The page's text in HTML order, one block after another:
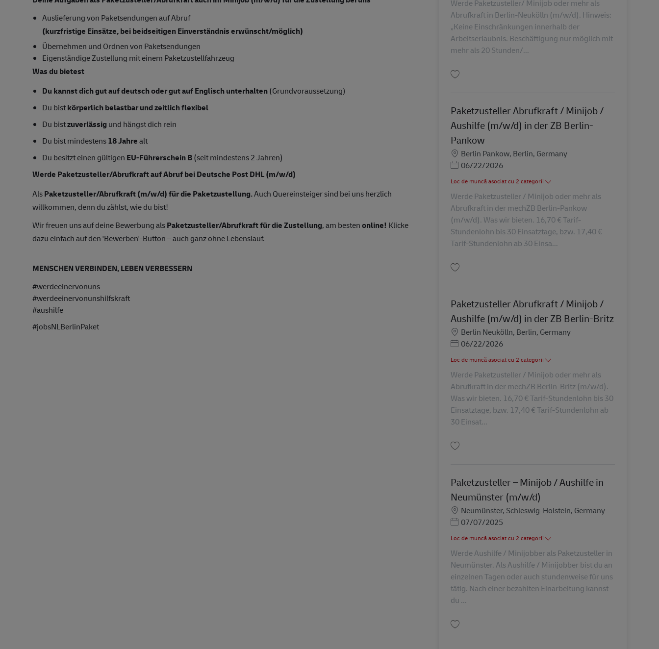
Auslieferung von Paketsendungen auf Abruf
(kurzfristige Einsätze, bei beidseitigen Einverständnis erwünscht/möglich)
Übernehmen und Ordnen von Paketsendungen
Eigenständige Zustellung mit einem Paketzustellfahrzeug
Was du bietest
Du kannst dich gut auf deutsch oder gut aufEnglischunterhalten(Grundvoraussetzung)
Du bistkörperlich belastbar und zeitlich flexibel
Du bistzuverlässig und hängst dich rein
Du bist mindestens18 Jahrealt
Du besitzt einen gültigen EU-Führerschein B(seit mindestens 2 Jahren)
Werde Paketzusteller/Abrufkraft auf Abruf bei Deutsche Post DHL(m/w/d)
AlsPaketzusteller/Abrufkraft (m/w/d) für die Paketzustellung.Auch Quereinsteiger sind bei uns herzlich
willkommen, denn du zählst, wie du bist!
Wir freuen uns auf deine Bewerbung alsPaketzusteller/Abrufkraftfür die Zustellung, am bestenonline! Klicke
dazu einfach auf den 'Bewerben'-Button – auch ganz ohne Lebenslauf.
MENSCHEN VERBINDEN, LEBEN VERBESSERN
#werdeeinervonuns
#werdeeinervonunshilfskraft
#aushilfe
#jobsNLBerlinPaket
Werde Paketzusteller/ Minijob oder mehr als
Abrufkraft in Berlin-Neukölln (m/w/d). Hinweis:
„Keine Einschränkungen innerhalb der
Arbeitserlaubnis. Beschäftigung nur möglich mit
mehr als 20 Stunden/...
Paketzusteller Abrufkraft / Minijob /
Aushilfe (m/w/d) in der ZB Berlin-
Pankow
Locație
Berlin Pankow, Berlin, Germany
Posted Date
06/22/2026
Loc de muncă asociat cu 2 categorii
Werde Paketzusteller / Minijob oder mehr als
Abrufkraft in der mechZB Berlin-Pankow
(m/w/d). Was wir bieten. 16,70 € Tarif-
Stundenlohn bis 30 Einsatztage, bzw. 17,40 €
Tarif-Stundenlohn ab 30 Einsa...
Paketzusteller Abrufkraft / Minijob /
Aushilfe (m/w/d) in der ZB Berlin-Britz
Locație
Berlin Neukölln, Berlin, Germany
Posted Date
06/22/2026
Loc de muncă asociat cu 2 categorii
Werde Paketzusteller / Minijob oder mehr als
Abrufkraft in der mechZB Berlin-Britz (m/w/d).
Was wir bieten. 16,70 € Tarif-Stundenlohn bis 30
Einsatztage, bzw. 17,40 € Tarif-Stundenlohn ab
30 Einsat...
Paketzusteller – Minijob / Aushilfe in
Neumünster (m/w/d)
Locație
Neumünster, Schleswig-Holstein, Germany
Posted Date
07/07/2025
Loc de muncă asociat cu 2 categorii
Werde Aushilfe / Minijobber als Paketzusteller in
Neumünster. Als Aushilfe / Minijobber bist du an
einzelnen Tagen oder auch stundenweise für uns
tätig. Nach einer bezahlten Einarbeitung kannst
du ...